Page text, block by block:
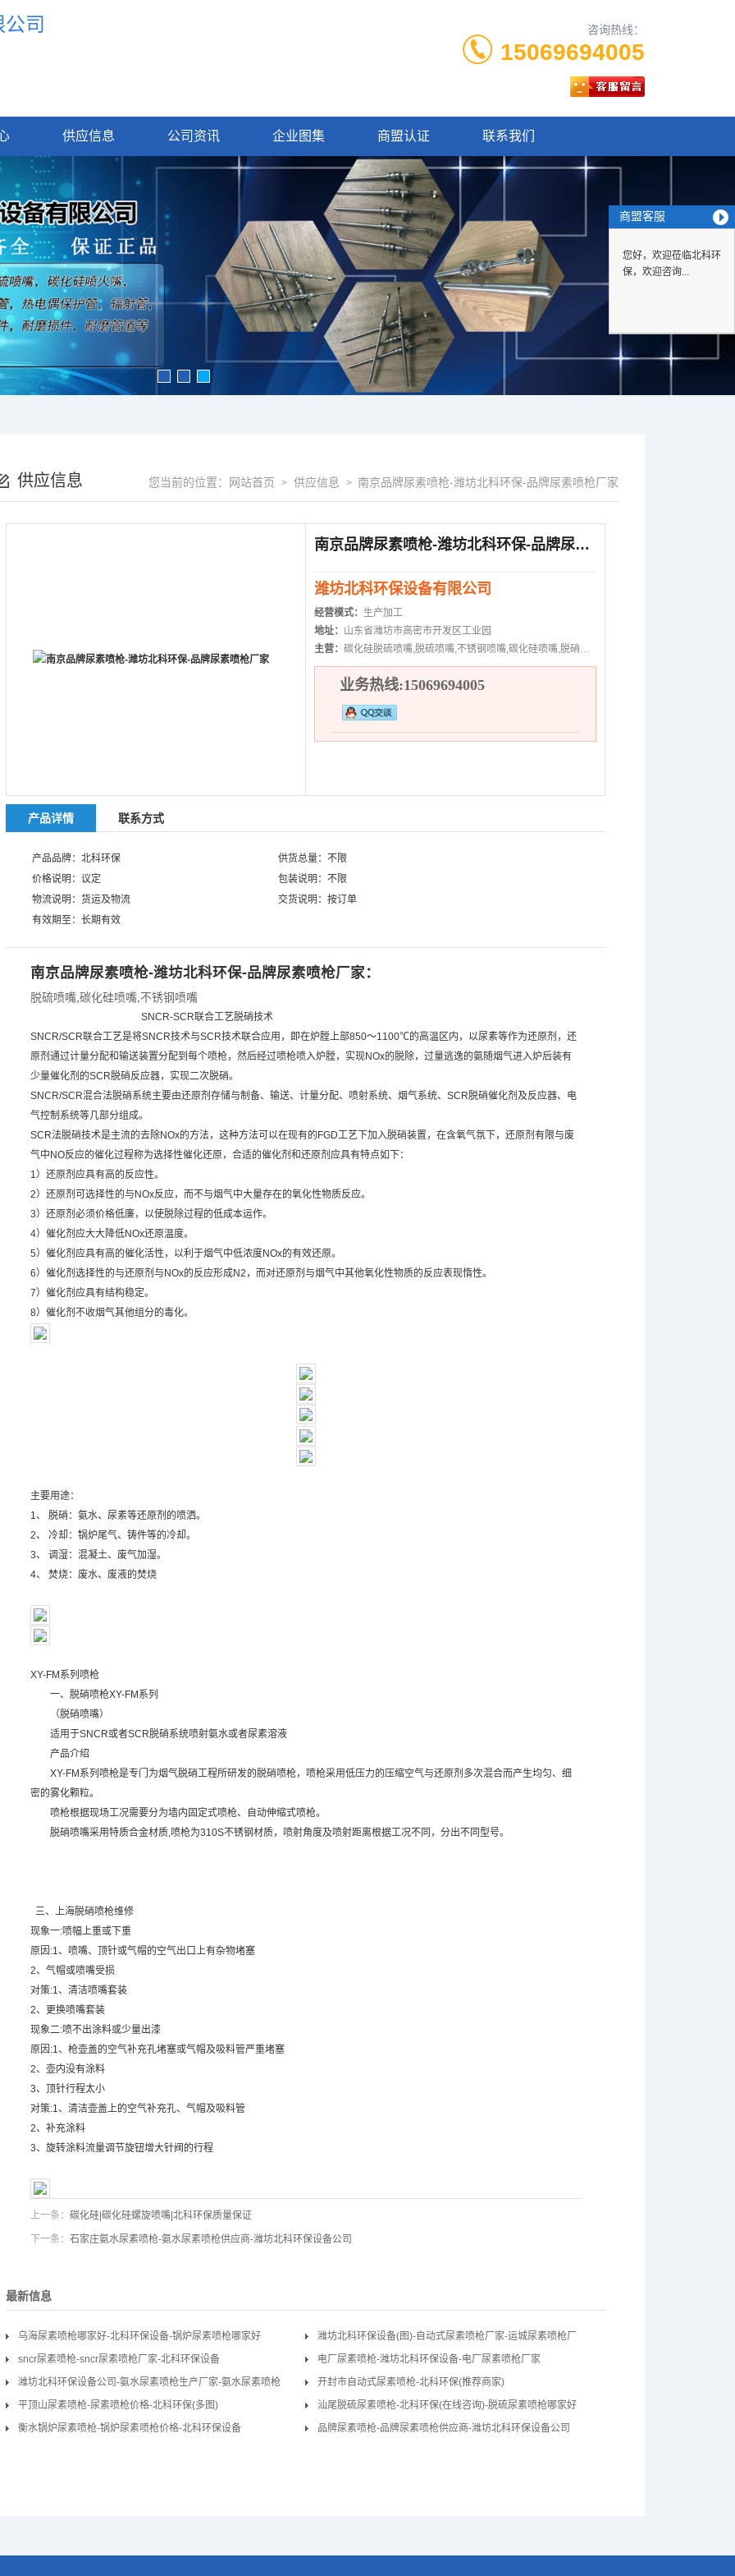
司 咨询热线：
15069694005
供应信息 公司资讯 企业图集 商盟认证 联系我们
供应信息 您当前的位置： 网站首页 > 供应信息 > 南京品牌尿素喷枪-潍坊北科环保-品牌尿素喷枪厂家
南京品牌尿素喷枪-潍坊北科环保-品牌尿素喷枪厂家
潍坊北科环保设备有限公司
经营模式： 生产加工
地址： 山东省潍坊市高密市开发区工业园
主营： 碳化硅脱硫喷嘴,脱硫喷嘴,不锈钢喷嘴,碳化硅喷嘴,脱硝喷枪
业务热线:15069694005
产品详情 联系方式
产品品牌：北科环保
供货总量：不限
价格说明：议定
包装说明：不限
物流说明：货运及物流
交货说明：按订单
有效期至：长期有效
南京品牌尿素喷枪-潍坊北科环保-品牌尿素喷枪厂家：
脱硫喷嘴 碳化硅喷嘴 不锈钢喷嘴
SNCR-SCR联合工艺脱硝技术
SNCR/SCR联合工艺是将SNCR技术与SCR技术联合应用，即在炉膛上部850～1100℃的高温区内，以尿素等作为还原剂，还
原剂通过计量分配和输送装置分配到每个喷枪，然后经过喷枪喷入炉膛，实现NOx的脱除，过量逃逸的氨随烟气进入炉后装有
少量催化剂的SCR脱硝反应器，实现二次脱硝。
SNCR/SCR混合法脱硝系统主要由还原剂存储与制备、输送、计量分配、喷射系统、烟气系统、SCR脱硝催化剂及反应器、电
气控制系统等几部分组成。
SCR法脱硝技术是主流的去除NOx的方法，这种方法可以在现有的FGD工艺下加入脱硝装置，在含氧气氛下，还原剂有限与废
气中NO反应的催化过程称为选择性催化还原，合适的催化剂和还原剂应具有特点如下：
1）还原剂应具有高的反应性。
2）还原剂可选择性的与NOx反应，而不与烟气中大量存在的氧化性物质反应。
3）还原剂必须价格低廉，以使脱除过程的低成本运作。
4）催化剂应大大降低NOx还原温度。
5）催化剂应具有高的催化活性，以利于烟气中低浓度NOx的有效还原。
6）催化剂选择性的与还原剂与NOx的反应形成N2，而对还原剂与烟气中其他氧化性物质的反应表现惰性。
7）催化剂应具有结构稳定。
8）催化剂不收烟气其他组分的毒化。
主要用途：
1、 脱硝：氨水、尿素等还原剂的喷洒。
2、 冷却：锅炉尾气、铸件等的冷却。
3、 调湿：混凝土、废气加湿。
4、 焚烧：废水、废液的焚烧
XY-FM系列喷枪
一、脱硝喷枪XY-FM系列
（脱硝喷嘴）
适用于SNCR或者SCR脱硝系统喷射氨水或者尿素溶液
产品介绍
XY-FM系列喷枪是专门为烟气脱硝工程所研发的脱硝喷枪，喷枪采用低压力的压缩空气与还原剂多次混合而产生均匀、细
密的雾化颗粒。
喷枪根据现场工况需要分为墙内固定式喷枪、自动伸缩式喷枪。
脱硝喷嘴采用特质合金材质,喷枪为310S不锈钢材质，喷射角度及喷射距离根据工况不同，分出不同型号。
三、上海脱硝喷枪维修
现象一:喷幅上重或下重
原因:1、喷嘴、顶针或气帽的空气出口上有杂物堵塞
2、气帽或喷嘴受损
对策:1、清洁喷嘴套装
2、更换喷嘴套装
现象二:喷不出涂料或少量出漆
原因:1、枪壶盖的空气补充孔堵塞或气帽及吸料管严重堵塞
2、壶内没有涂料
3、顶针行程太小
对策:1、清洁壶盖上的空气补充孔、气帽及吸料管
2、补充涂料
3、旋转涂料流量调节旋钮增大针阀的行程
上一条： 碳化硅|碳化硅螺旋喷嘴|北科环保质量保证
下一条： 石家庄氨水尿素喷枪-氨水尿素喷枪供应商-潍坊北科环保设备公司
最新信息
乌海尿素喷枪哪家好-北科环保设备-锅炉尿素喷枪哪家好
潍坊北科环保设备(图)-自动式尿素喷枪厂家-运城尿素喷枪厂
家
sncr尿素喷枪-sncr尿素喷枪厂家-北科环保设备
电厂尿素喷枪-潍坊北科环保设备-电厂尿素喷枪厂家
潍坊北科环保设备公司-氨水尿素喷枪生产厂家-氨水尿素喷枪
开封市自动式尿素喷枪-北科环保(推荐商家)
平顶山尿素喷枪-尿素喷枪价格-北科环保(多图)
汕尾脱硫尿素喷枪-北科环保(在线咨询)-脱硫尿素喷枪哪家好
衡水锅炉尿素喷枪-锅炉尿素喷枪价格-北科环保设备
品牌尿素喷枪-品牌尿素喷枪供应商-潍坊北科环保设备公司
商盟客服
您好，欢迎莅临北科环
保，欢迎咨询...